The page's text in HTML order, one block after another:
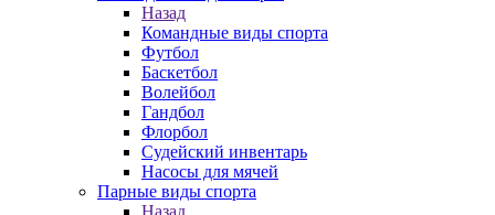
Назад
Командные виды спорта
Футбол
Баскетбол
Волейбол
Гандбол
Флорбол
Судейский инвентарь
Насосы для мячей
Парные виды спорта
Назад